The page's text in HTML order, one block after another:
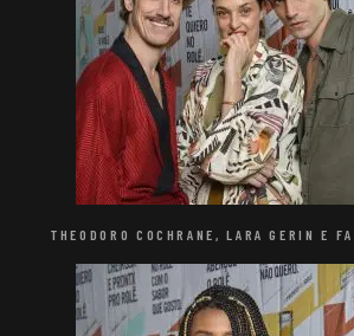
THEODORO COCHRANE, LARA GERIN E